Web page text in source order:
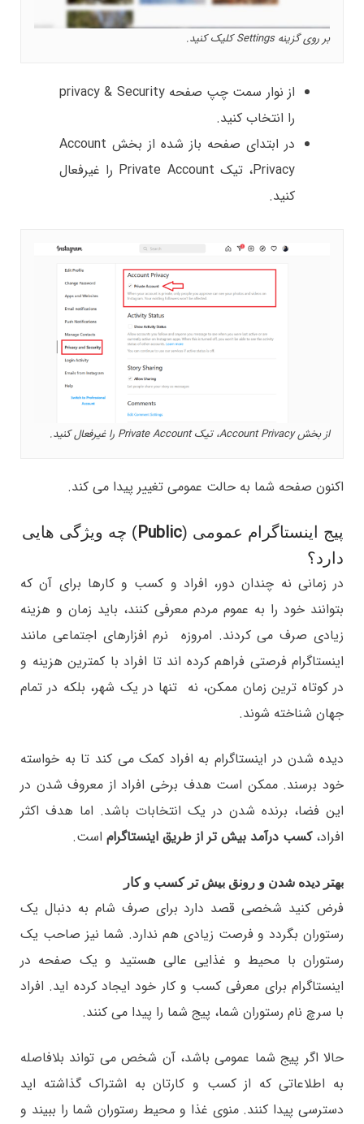
بر روی گزینه Settings کلیک کنید.
از نوار سمت چپ صفحه privacy & Security
را انتخاب کنید.
در ابتدای صفحه باز شده از بخش Account
Privacy، تیک Private Account را غیرفعال
کنید.
از بخش Account Privacy، تیک Private Account را غیرفعال کنید.
اکنون صفحه شما به حالت عمومی تغییر پیدا می کند.
پیج اینستاگرام عمومی (Public) چه ویژگی هایی
دارد؟
در زمانی نه چندان دور، افراد و کسب و کارها برای آن که
بتوانند خود را به عموم مردم معرفی کنند، باید زمان و هزینه
زیادی صرف می کردند. امروزه نرم افزارهای اجتماعی مانند
اینستاگرام فرصتی فراهم کرده اند تا افراد با کمترین هزینه و
در کوتاه ترین زمان ممکن، نه تنها در یک شهر، بلکه در تمام
جهان شناخته شوند.
دیده شدن در اینستاگرام به افراد کمک می کند تا به خواسته
خود برسند. ممکن است هدف برخی افراد از معروف شدن در
این فضا، برنده شدن در یک انتخابات باشد. اما هدف اکثر
افراد،کسب درآمد بیش تر از طریق اینستاگرام است.
بهتر دیده شدن و رونق بیش تر کسب و کار
فرض کنید شخصی قصد دارد برای صرف شام به دنبال یک
رستوران بگردد و فرصت زیادی هم ندارد. شما نیز صاحب یک
رستوران با محیط و غذایی عالی هستید و یک صفحه در
اینستاگرام برای معرفی کسب و کار خود ایجاد کرده اید. افراد
با سرچ نام رستوران شما، پیج شما را پیدا می کنند.
حالا اگر پیج شما عمومی باشد، آن شخص می تواند بلافاصله
به اطلاعاتی که از کسب و کارتان به اشتراک گذاشته اید
دسترسی پیدا کنند. منوی غذا و محیط رستوران شما را ببیند و